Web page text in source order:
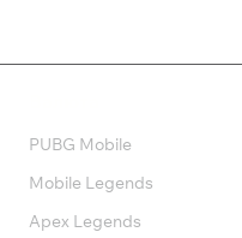
PUBG Mobile
Mobile Legends
Apex Legends